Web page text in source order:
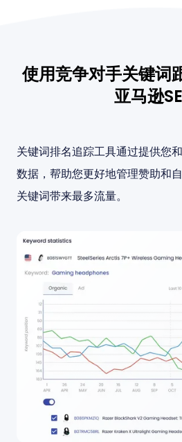
使用竞争对手关键词
亚马逊
关键词排名追踪工具通过提供您
数据，帮助您更好地管理赞助和
关键词带来最多流量。